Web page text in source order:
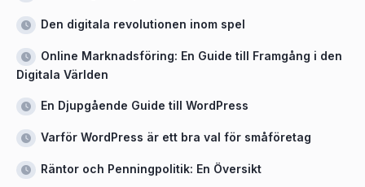
Den digitala revolutionen inom spel
Online Marknadsföring: En Guide till Framgång i den
Digitala Världen
En Djupgående Guide till WordPress
Varför WordPress är ett bra val för småföretag
Räntor och Penningpolitik: En Översikt